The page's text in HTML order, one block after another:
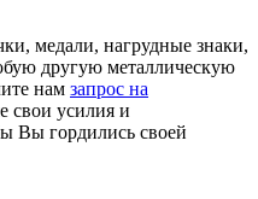
медали, нагрудные знаки,
другую металлическую
нам запрос на
свои усилия и
Вы гордились своей